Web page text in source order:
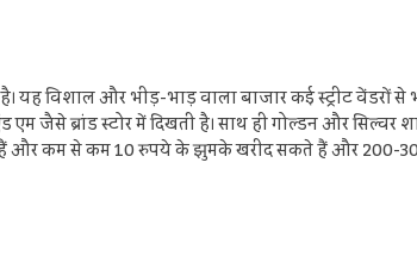
विशाल और भीड़-भाड़ वाला बाजार कई स्ट्रीट वेंडरों
ब्रांड स्टोर में दिखती है। साथ ही गोल्डन और सिल्वर
हैं और कम से कम 10 रुपये के झुमके खरीद सकते हैं और